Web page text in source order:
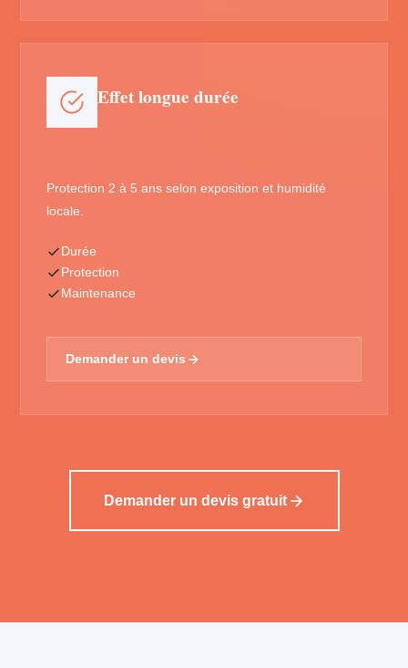
Effet longue durée
Protection 2 à 5 ans selon exposition et humidité
locale.
Durée
Protection
Maintenance
Demander un devis
Demander un devis gratuit